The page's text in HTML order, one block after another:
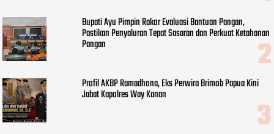
Bupati Ayu Pimpin Rakor Evaluasi Bantuan Pangan,
Pastikan Penyaluran Tepat Sasaran dan Perkuat Ketahanan
Pangan
Profil AKBP Ramadhona, Eks Perwira Brimob Papua Kini
Jabat Kapolres Way Kanan